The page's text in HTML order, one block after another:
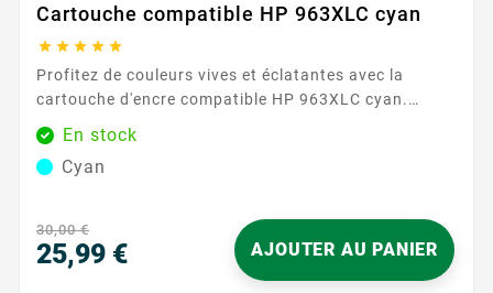
Cartouche compatible HP 963XLC cyan
    
Profitez de couleurs vives et éclatantes avec la
cartouche d'encre compatible HP 963XLC cyan.
Parfaite pour les photos et les documents colorés,
elle garantit des résultats de haute qualité et des
nuances précises. Avec une capacité de 1600 pages,
fiables, idéales pour les travaux nécessitant des
couleurs riches et intenses. Sa formule...
En stock
Cyan
30,00 €
25,99 € AJOUTER AU PANIER